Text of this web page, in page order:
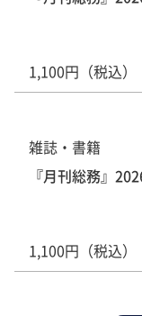
1,100円（税込）
雑誌・書籍
『月刊総務』
1,100円（税込）